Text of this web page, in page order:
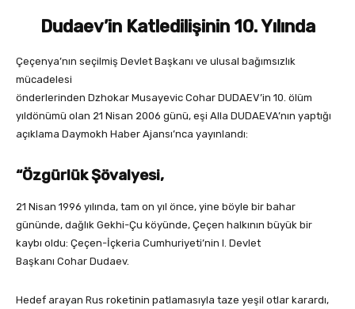
Dudaev’in Katledilişinin 10. Yılında
Çeçenya’nın seçilmiş Devlet Başkanı ve ulusal bağımsızlık
mücadelesi
önderlerinden Dzhokar Musayevic Cohar DUDAEV’in 10. ölüm
yıldönümü olan 21 Nisan 2006 günü, eşi Alla DUDAEVA’nın yaptığı
açıklama Daymokh Haber Ajansı’nca yayınlandı:
“Özgürlük Şövalyesi,
21 Nisan 1996 yılında, tam on yıl önce, yine böyle bir bahar
gününde, dağlık Gekhi-Çu köyünde, Çeçen halkının büyük bir
kaybı oldu: Çeçen-İçkeria Cumhuriyeti’nin I. Devlet
Başkanı Cohar Dudaev.
Hedef arayan Rus roketinin patlamasıyla taze yeşil otlar karardı,